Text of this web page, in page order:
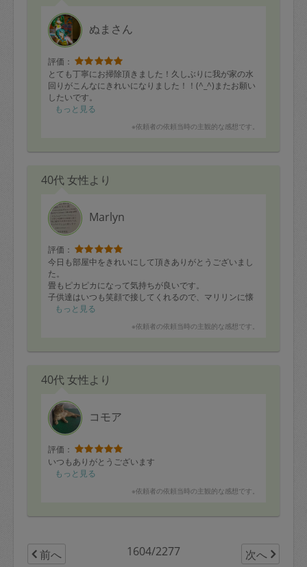
ぬまさん
評価：
とても丁寧にお掃除頂きました！久しぶりに我が家の水
回りがこんなにきれいになりました！！(^_^)またお願い
したいです。
もっと見る
※依頼者の依頼当時の主観的な感想です。
40代 女性より
Marlyn
評価：
今日も部屋中をきれいにして頂きありがとうございまし
た。
畳もピカピカになって気持ちが良いです。
子供達はいつも笑顔で接してくれるので、マリリンに懐
いています。
もっと見る
※依頼者の依頼当時の主観的な感想です。
40代 女性より
コモア
評価：
いつもありがとうございます
もっと見る
※依頼者の依頼当時の主観的な感想です。
前へ 1604/2277 次へ